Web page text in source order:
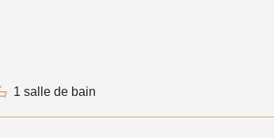
1 salle de bain